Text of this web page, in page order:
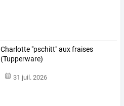
Charlotte "pschitt" aux fraises
(Tupperware)
31 juil. 2026